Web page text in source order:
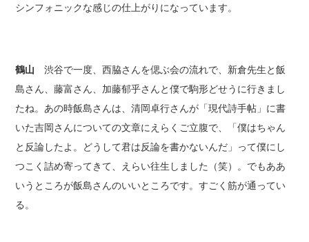
シンフォニックな感じの仕上がりになっています。
鶴山 渋谷で一度、西脇さんを偲ぶ会の流れで、新倉先生と飯
島さん、藤富さん、加藤郁乎さんと僕で駒形どせうに行きまし
たね。あの時飯島さんは、清岡卓行さんが「現代詩手帖」に書
いた吉岡さんについての文章にえらくご立腹で、「僕はちゃん
と反論したよ。どうして君は反論を書かないんだ」って僕にし
つこく詰め寄ってきて、えらい往生しました（笑）。でもああ
いうところが飯島さんのいいところです。すごく筋が通ってい
る。